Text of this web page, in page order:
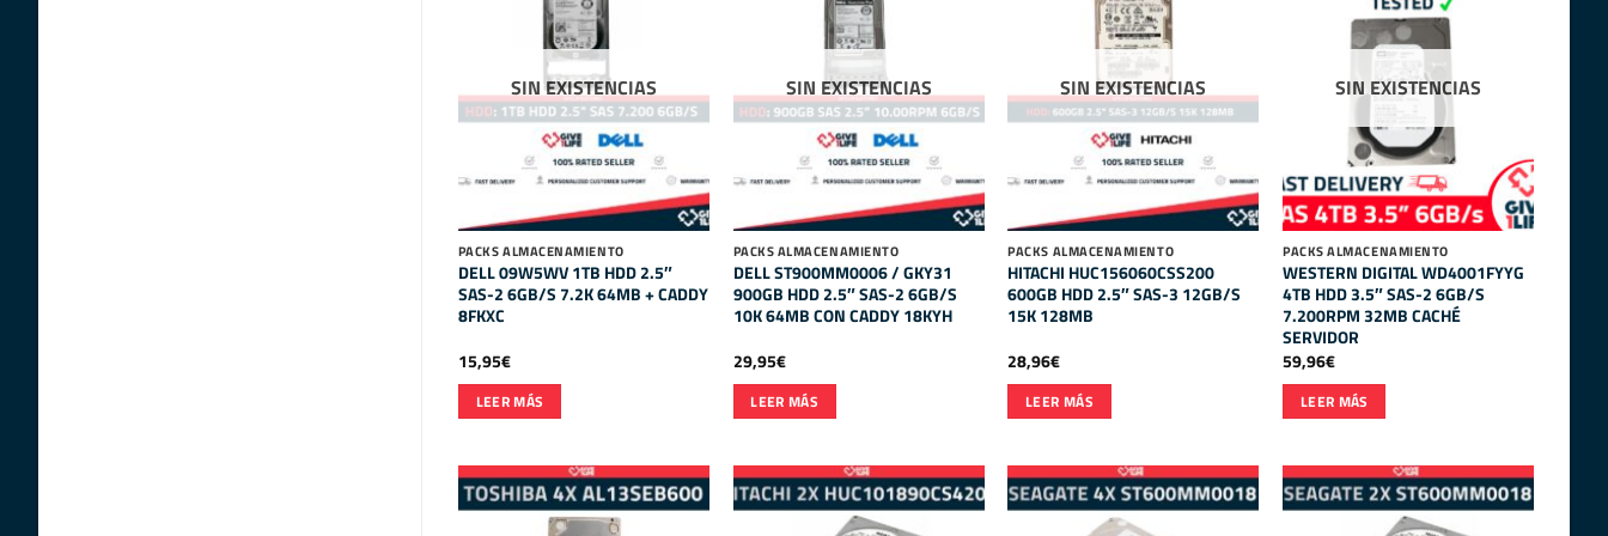
SIN EXISTENCIAS
PACKS ALMACENAMIENTO
DELL 09W5WV 1TB HDD 2.5″
SAS-2 6GB/S 7.2K 64MB + CADDY
8FKXC
15,95€
LEER MÁS
SIN EXISTENCIAS
PACKS ALMACENAMIENTO
DELL ST900MM0006 / GKY31
900GB HDD 2.5″ SAS-2 6GB/S
10K 64MB CON CADDY 18KYH
29,95€
LEER MÁS
SIN EXISTENCIAS
PACKS ALMACENAMIENTO
HITACHI HUC156060CSS200
600GB HDD 2.5″ SAS-3 12GB/S
15K 128MB
28,96€
LEER MÁS
SIN EXISTENCIAS
PACKS ALMACENAMIENTO
WESTERN DIGITAL WD4001FYYG
4TB HDD 3.5″ SAS-2 6GB/S
7.200RPM 32MB CACHÉ
SERVIDOR
59,96€
LEER MÁS